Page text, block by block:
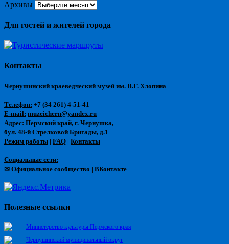
Архивы
Для гостей и жителей города
Контакты
Чернушинский краеведческий музей им. В.Г. Хлопина
Телефон: +7 (34 261) 4-51-41
E-mail: muzeichern@yandex.ru
Адрес: Пермский край, г. Чернушка,
бул. 48-й Стрелковой Бригады, д.1
Режим работы | FAQ | Контакты
Социальные сети:
✉ Официальное сообщество | ВКонтакте
Полезные ссылки
Министерство культуры Пермского края
Чернушинский муниципальный округ